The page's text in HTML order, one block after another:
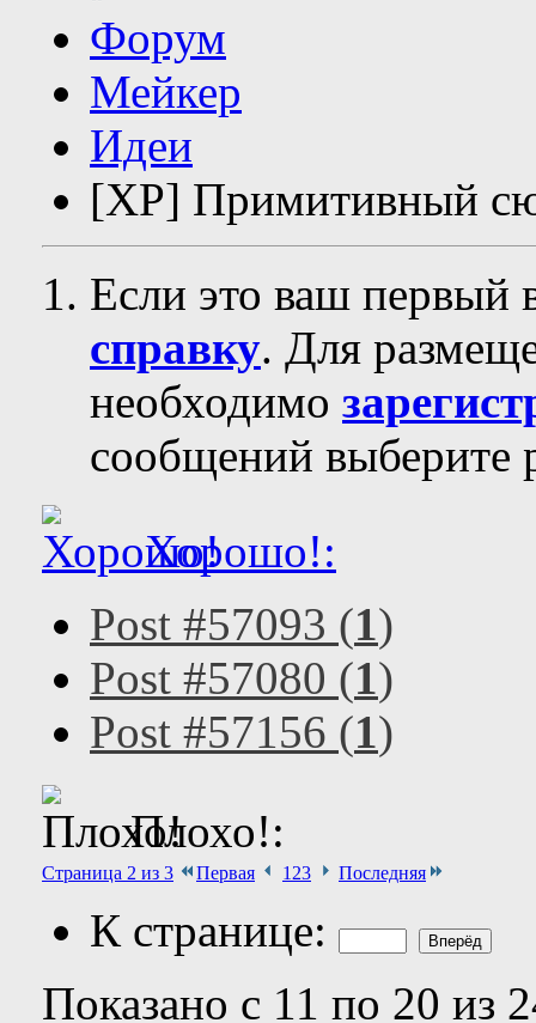
Форум
Мейкер
Идеи
[XP] Примитивный
Если это ваш первый
справку. Для
необходимо
сообщений выберите
Хорошо!:
Post #57093 (1)
Post #57080 (1)
Post #57156 (1)
Плохо!:
Страница 2 из 3 Первая 1 23 Последняя
К странице:
Показано с 11 по 20 из